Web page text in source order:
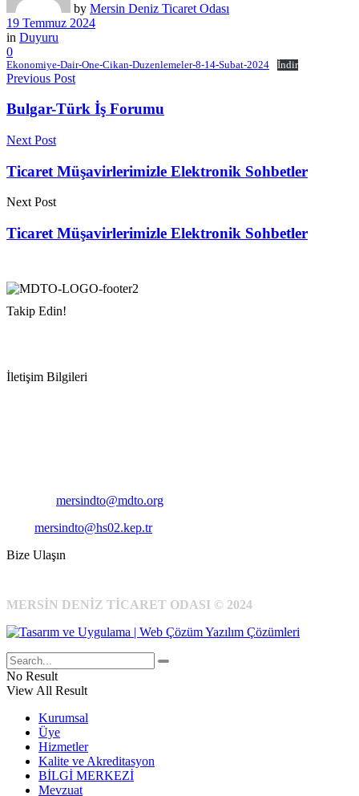
by Mersin Deniz Ticaret Odası
19 Temmuz 2024
in Duyuru
0
Ekonomiye-Dair-One-Cikan-Duzenlemeler-8-14-Subat-2024 İndir
Previous Post
Bulgar-Türk İş Forumu
Next Post
Ticaret Müşavirlerimizle Elektronik Sohbetler
Next Post
Ticaret Müşavirlerimizle Elektronik Sohbetler
Takip Edin!
İletişim Bilgileri
mersindto@mdto.org
mersindto@hs02.kep.tr
Bize Ulaşın
MERSİN DENİZ TİCARET ODASI © 2024
No Result
View All Result
Kurumsal
Üye
Hizmetler
Kalite ve Akreditasyon
BİLGİ MERKEZİ
Mevzuat